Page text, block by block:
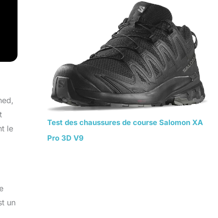
le
un
Test des chaussures de course Salomon XA
Pro 3D V9